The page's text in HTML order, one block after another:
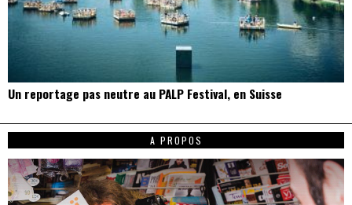
Un reportage pas neutre au PALP Festival, en Suisse
A PROPOS